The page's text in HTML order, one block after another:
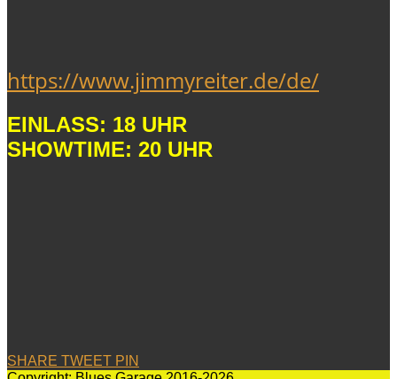
https://www.jimmyreiter.de/de/
EINLASS: 18 UHR
SHOWTIME: 20 UHR
SHARE TWEET PIN